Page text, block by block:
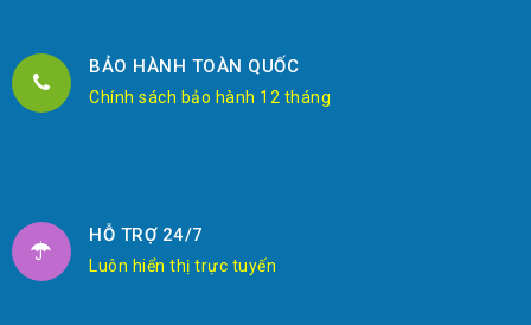
BẢO HÀNH TOÀN QUỐC
Chính sách bảo hành 12 tháng
HỖ TRỢ 24/7
Luôn hiển thị trực tuyến